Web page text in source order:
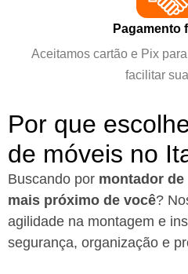
Pagamento
Aceitamos cartão e Pix
facilitar
Por que
de móveis no
Buscando por montador
mais próximo de você?
agilidade na montagem e
segurança, organização e